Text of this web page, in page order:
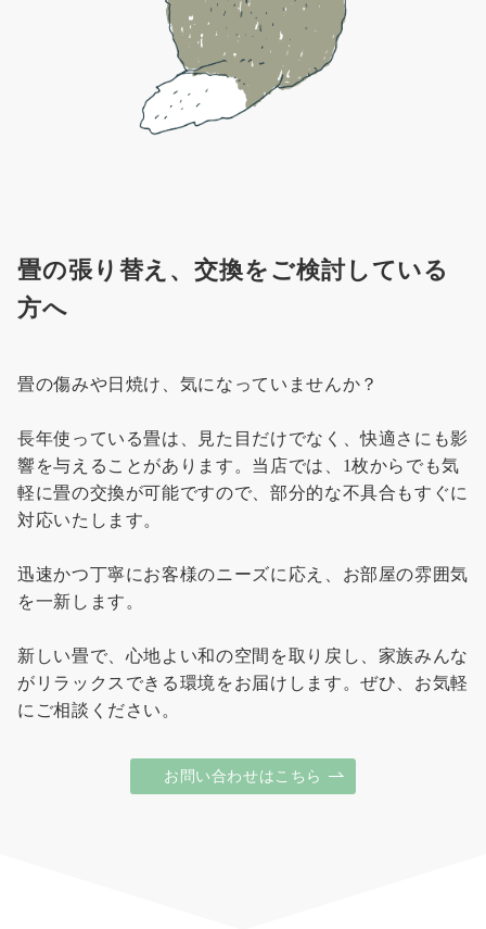
畳の張り替え、交換をご検討している
方へ
畳の傷みや日焼け、気になっていませんか？
長年使っている畳は、見た目だけでなく、快適さにも影
響を与えることがあります。当店では、1枚からでも気
軽に畳の交換が可能ですので、部分的な不具合もすぐに
対応いたします。
迅速かつ丁寧にお客様のニーズに応え、お部屋の雰囲気
を一新します。
新しい畳で、心地よい和の空間を取り戻し、家族みんな
がリラックスできる環境をお届けします。ぜひ、お気軽
にご相談ください。
お問い合わせはこちら